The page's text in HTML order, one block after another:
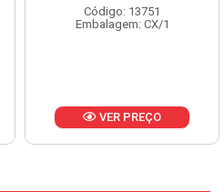
Código: 13751
Embalagem: CX/1
VER PREÇO